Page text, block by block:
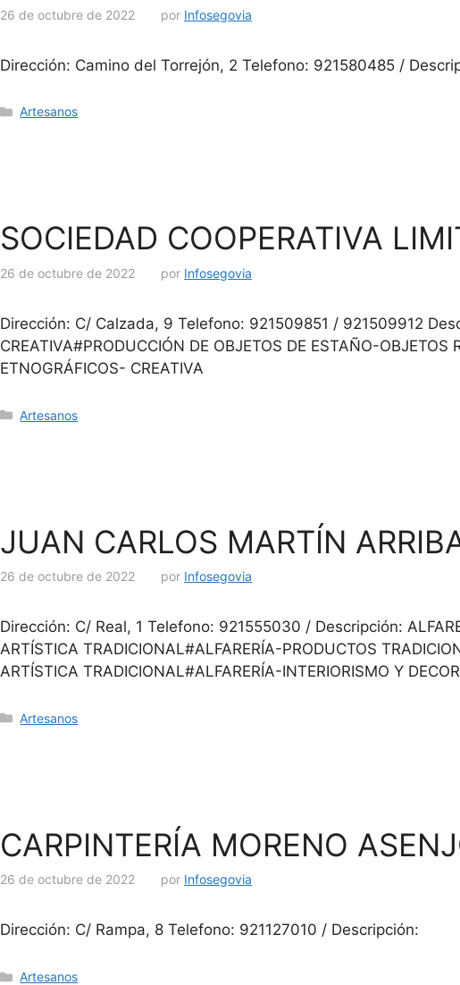
26 de octubre de 2022 por Infosegovia
Dirección: Camino del Torrejón, 2 Telefono: 921580485 /
Artesanos
SOCIEDAD COOPERATIVA
26 de octubre de 2022 por Infosegovia
Dirección: C/ Calzada, 9 Telefono: 921509851 / 921509912
CREATIVA#PRODUCCIÓN DE OBJETOS DE ESTAÑO-
ETNOGRÁFICOS- CREATIVA
Artesanos
JUAN CARLOS MARTÍN
26 de octubre de 2022 por Infosegovia
Dirección: C/ Real, 1 Telefono: 921555030 / Descripción:
ARTÍSTICA TRADICIONAL#ALFARERÍA-PRODUCTOS
ARTÍSTICA TRADICIONAL#ALFARERÍA-INTERIORISMO Y
Artesanos
CARPINTERÍA MORENO
26 de octubre de 2022 por Infosegovia
Dirección: C/ Rampa, 8 Telefono: 921127010 / Descripción:
Artesanos